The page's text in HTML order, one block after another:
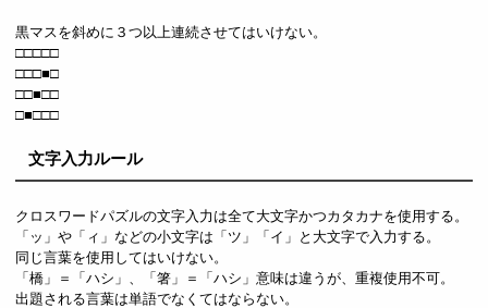
黒マスを斜めに３つ以上連続させてはいけない。
□□□□□
□□□■□
□□■□□
□■□□□
文字入力ルール
クロスワードパズルの文字入力は全て大文字かつカタカナを使用する。
「ッ」や「ィ」などの小文字は「ツ」「イ」と大文字で入力する。
同じ言葉を使用してはいけない。
「橋」＝「ハシ」、「箸」＝「ハシ」意味は違うが、重複使用不可。
出題される言葉は単語でなくてはならない。